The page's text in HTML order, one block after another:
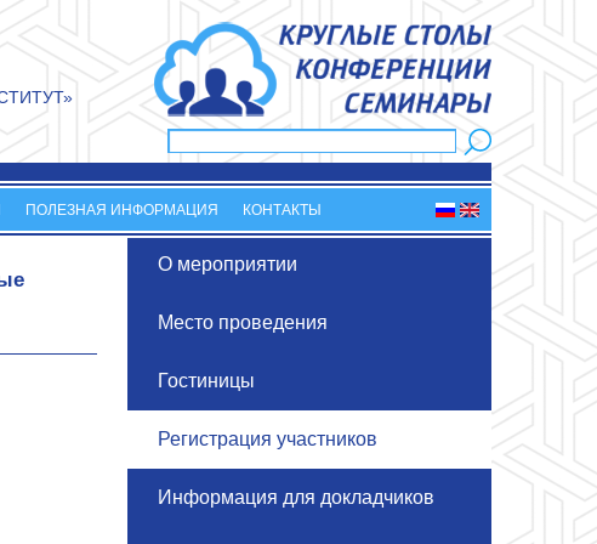
Форма поиска
ПОЛЕЗНАЯ ИНФОРМАЦИЯ КОНТАКТЫ
О мероприятии
Место проведения
Гостиницы
Регистрация участников
Информация для докладчиков